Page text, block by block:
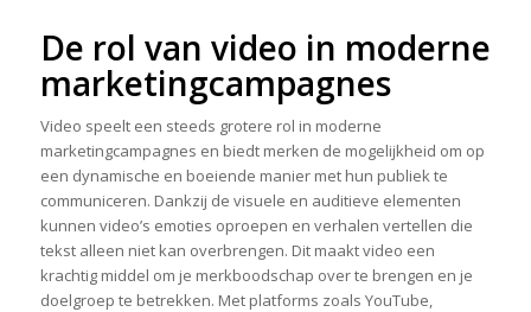
De rol van video in moderne
marketingcampagnes
Video speelt een steeds grotere rol in moderne
marketingcampagnes en biedt merken de mogelijkheid om op
een dynamische en boeiende manier met hun publiek te
communiceren. Dankzij de visuele en auditieve elementen
kunnen video’s emoties oproepen en verhalen vertellen die
tekst alleen niet kan overbrengen. Dit maakt video een
krachtig middel om je merkboodschap over te brengen en je
doelgroep te betrekken. Met platforms zoals YouTube,